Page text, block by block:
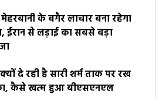
के बगैर लाचार बना रहेगा
ईरान से लड़ाई का सबसे बड़ा
दे रही है सारी शर्म ताक पर रख
कैसे खत्म हुआ बीएसएनएल